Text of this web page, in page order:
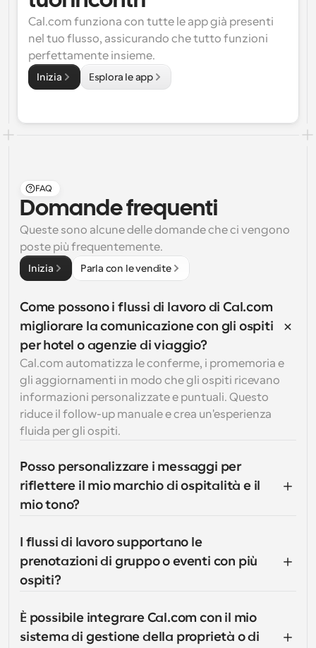
Cal.com funziona con tutte le app già presenti
nel tuo flusso, assicurando che tutto funzioni
perfettamente insieme.
Inizia Esplora le app
FAQ
Domande frequenti
Queste sono alcune delle domande che ci vengono
poste più frequentemente.
Inizia Parla con le vendite
Come possono i flussi di lavoro di Cal.com
migliorare la comunicazione con gli ospiti
per hotel o agenzie di viaggio?
Cal.com automatizza le conferme, i promemoria e
gli aggiornamenti in modo che gli ospiti ricevano
informazioni personalizzate e puntuali. Questo
riduce il follow-up manuale e crea un'esperienza
fluida per gli ospiti.
Posso personalizzare i messaggi per
riflettere il mio marchio di ospitalità e il
mio tono?
I flussi di lavoro supportano le
prenotazioni di gruppo o eventi con più
ospiti?
È possibile integrare Cal.com con il mio
sistema di gestione della proprietà o di